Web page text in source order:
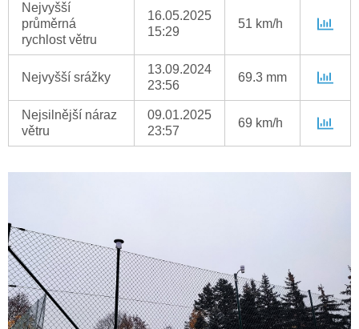
Nejvyšší
průměrná
rychlost větru
16.05.2025
15:29
51 km/h
Nejvyšší srážky
13.09.2024
23:56
69.3 mm
Nejsilnější náraz
větru
09.01.2025
23:57
69 km/h